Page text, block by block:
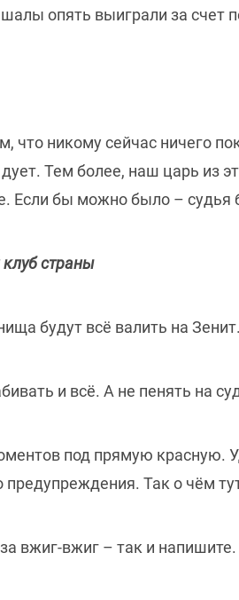
опять выиграли за счет
что никому сейчас ничего
Тем более, наш царь из
Если бы можно было – судья
страны
будут всё валить на
и всё. А не пенять на
под прямую красную.
Так о чём
вжиг-вжиг – так и напишите.